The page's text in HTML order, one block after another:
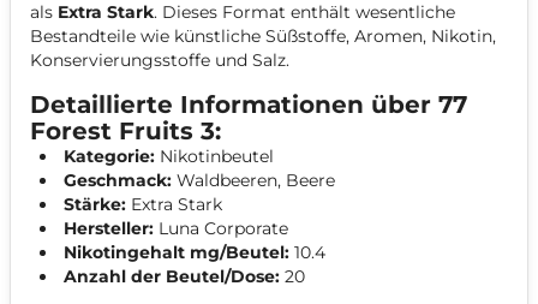
als Extra Stark. Dieses Format enthält wesentliche
Bestandteile wie künstliche Süßstoffe, Aromen, Nikotin,
Konservierungsstoffe und Salz.
Detaillierte Informationen über 77
Forest Fruits 3:
Kategorie: Nikotinbeutel
Geschmack: Waldbeeren, Beere
Stärke: Extra Stark
Hersteller: Luna Corporate
Nikotingehalt mg/Beutel: 10.4
Anzahl der Beutel/Dose: 20